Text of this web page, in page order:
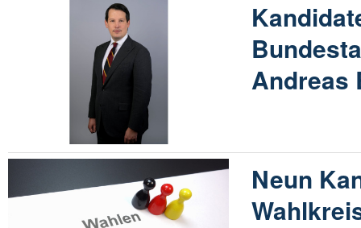
Andreas
Neun